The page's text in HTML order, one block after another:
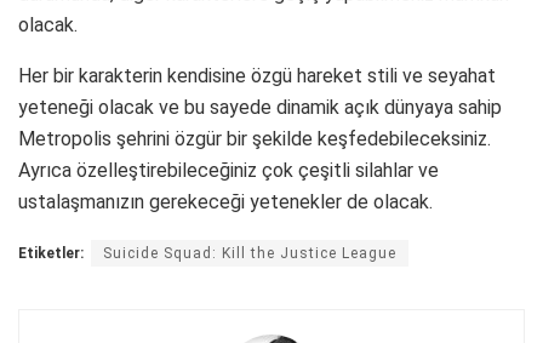
olacak.
Her bir karakterin kendisine özgü hareket stili ve seyahat
yeteneği olacak ve bu sayede dinamik açık dünyaya sahip
Metropolis şehrini özgür bir şekilde keşfedebileceksiniz.
Ayrıca özelleştirebileceğiniz çok çeşitli silahlar ve
ustalaşmanızın gerekeceği yetenekler de olacak.
Etiketler: Suicide Squad: Kill the Justice League